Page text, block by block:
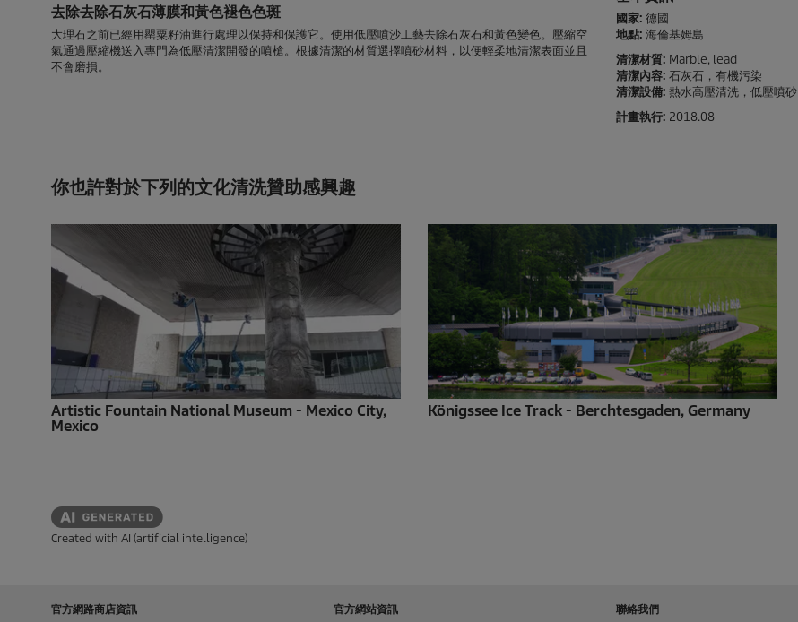
去除去除石灰石薄膜和黃色褪色色斑
大理石之前已經用罌粟籽油進行處理以保持和保護它。使用低壓噴沙工藝去除石灰石和黃色變色。壓縮空
氣通過壓縮機送入專門為低壓清潔開發的噴槍。根據清潔的材質選擇噴砂材料，以便輕柔地清潔表面並且
不會磨損。
國家: 德國
地點: 海倫基姆島
清潔材質: Marble, lead
清潔內容: 石灰石，有機污染
清潔設備: 熱水高壓清洗，低壓噴砂
計畫執行: 2018.08
你也許對於下列的文化清洗贊助感興趣
Artistic Fountain National Museum - Mexico City,
Mexico
Königssee Ice Track - Berchtesgaden, Germany
Created with AI (artificial intelligence)
官方網路商店資訊 官方網站資訊 聯絡我們